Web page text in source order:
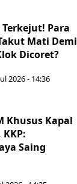
Para
Mati Demi
Dicoret?
2026 - 14:36
Khusus Kapal
KKP:
Saing